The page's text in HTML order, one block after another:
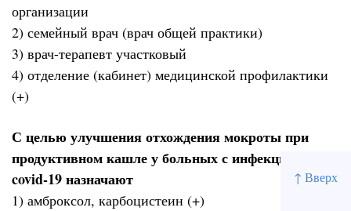
↑ Вверх
организации
2) семейный врач (врач общей практики)
3) врач-терапевт участковый
4) отделение (кабинет) медицинской профилактики
(+)
С целью улучшения отхождения мокроты при
продуктивном кашле у больных с инфекцией
covid-19 назначают
1) амброксол, карбоцистеин (+)